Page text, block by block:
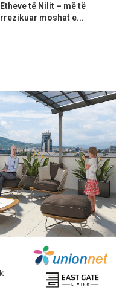
Etheve të Nilit – më të
rrezikuar moshat e...